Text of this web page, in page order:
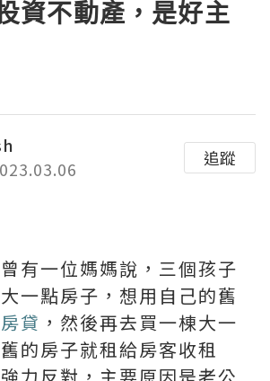
資不動產，是好主
追蹤
有一位媽媽說，三個孩子
一點房子，想用自己的舊
貸 ，然後再去買一棟大一
的房子就租給房客收租